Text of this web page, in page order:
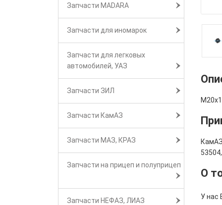
Запчасти MADARA
Запчасти для иномарок
Запчасти для легковых
автомобилей, УАЗ
Запчасти ЗИЛ
Запчасти КамАЗ
Запчасти МАЗ, КРАЗ
Запчасти на прицеп и полуприцеп
Запчасти НЕФАЗ, ЛИАЗ
О
У нас